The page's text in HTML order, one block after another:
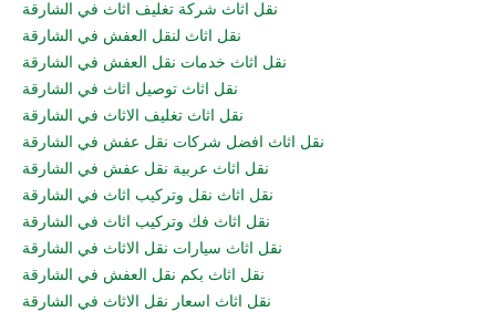
نقل اثاث شركة تغليف اثاث في الشارقة
نقل اثاث لنقل العفش في الشارقة
نقل اثاث خدمات نقل العفش في الشارقة
نقل اثاث توصيل اثاث في الشارقة
نقل اثاث تغليف الاثاث في الشارقة
نقل اثاث افضل شركات نقل عفش في الشارقة
نقل اثاث عربية نقل عفش في الشارقة
نقل اثاث نقل وتركيب اثاث في الشارقة
نقل اثاث فك وتركيب اثاث في الشارقة
نقل اثاث سيارات نقل الاثاث في الشارقة
نقل اثاث بكم نقل العفش في الشارقة
نقل اثاث اسعار نقل الاثاث في الشارقة